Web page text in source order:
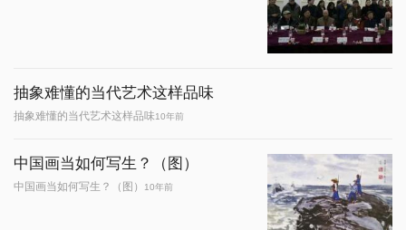
抽象难懂的当代艺术这样品味
抽象难懂的当代艺术这样品味10年前
中国画当如何写生？（图）
中国画当如何写生？（图） 10年前